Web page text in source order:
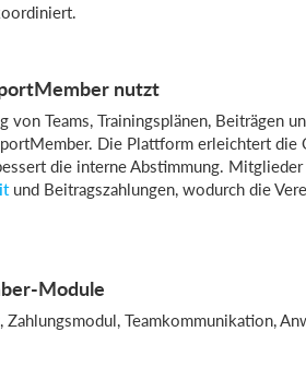
nutzt
von Teams, Trainingsplänen, Beiträgen
Die Plattform erleichtert die
die interne Abstimmung.
und Beitragszahlungen, wodurch die
Module
, Zahlungsmodul, Teamkommunikation,